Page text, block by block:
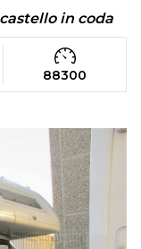
in coda
88300